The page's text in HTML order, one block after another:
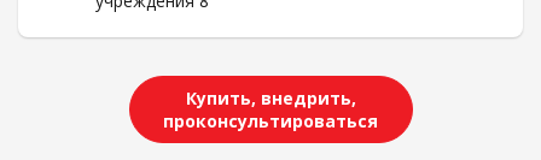
Купить, внедрить,
проконсультироваться